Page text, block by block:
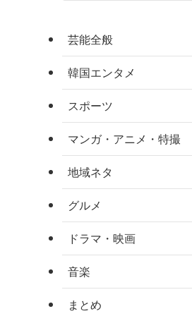
芸能全般
韓国エンタメ
スポーツ
マンガ・アニメ・特撮
地域ネタ
グルメ
ドラマ・映画
音楽
まとめ